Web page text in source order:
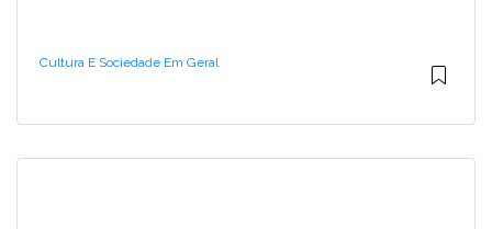
Cultura E Sociedade Em Geral